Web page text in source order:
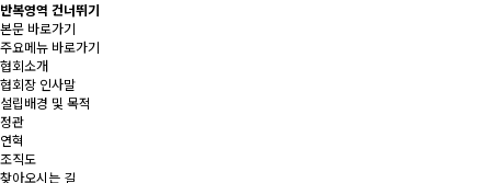
반복영역 건너뛰기
본문 바로가기
주요메뉴 바로가기
협회소개
협회장 인사말
설립배경 및 목적
정관
연혁
조직도
찾아오시는 길